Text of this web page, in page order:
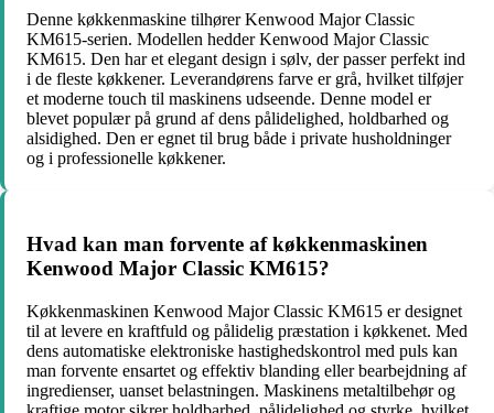
Denne køkkenmaskine tilhører Kenwood Major Classic
KM615-serien. Modellen hedder Kenwood Major Classic
KM615. Den har et elegant design i sølv, der passer perfekt ind
i de fleste køkkener. Leverandørens farve er grå, hvilket tilføjer
et moderne touch til maskinens udseende. Denne model er
blevet populær på grund af dens pålidelighed, holdbarhed og
alsidighed. Den er egnet til brug både i private husholdninger
og i professionelle køkkener.
Hvad kan man forvente af køkkenmaskinen
Kenwood Major Classic KM615?
Køkkenmaskinen Kenwood Major Classic KM615 er designet
til at levere en kraftfuld og pålidelig præstation i køkkenet. Med
dens automatiske elektroniske hastighedskontrol med puls kan
man forvente ensartet og effektiv blanding eller bearbejdning af
ingredienser, uanset belastningen. Maskinens metaltilbehør og